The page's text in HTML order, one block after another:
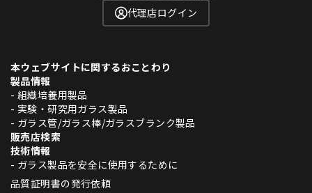
代理店ログイン
本ウェブサイトに関するおことわり
製品情報
- 組織培養用製品
- 実験・研究用ガラス製品
- ガラス管/ガラス棒/ガラスブランク製品
販売店検索
技術情報
- ガラス製品を安全に使用するために
品質証明書の発行依頼